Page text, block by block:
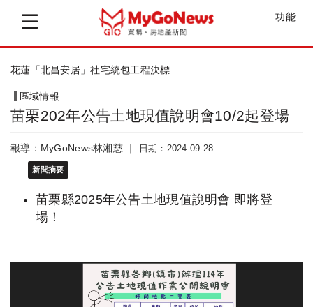
功能
花蓮「北昌安居」社宅統包工程決標
區域情報
苗栗202年公告土地現值說明會10/2起登場
報導：MyGoNews林湘慈 ｜ 日期：2024-09-28
新聞摘要
苗栗縣2025年公告土地現值說明會 即將登
場！